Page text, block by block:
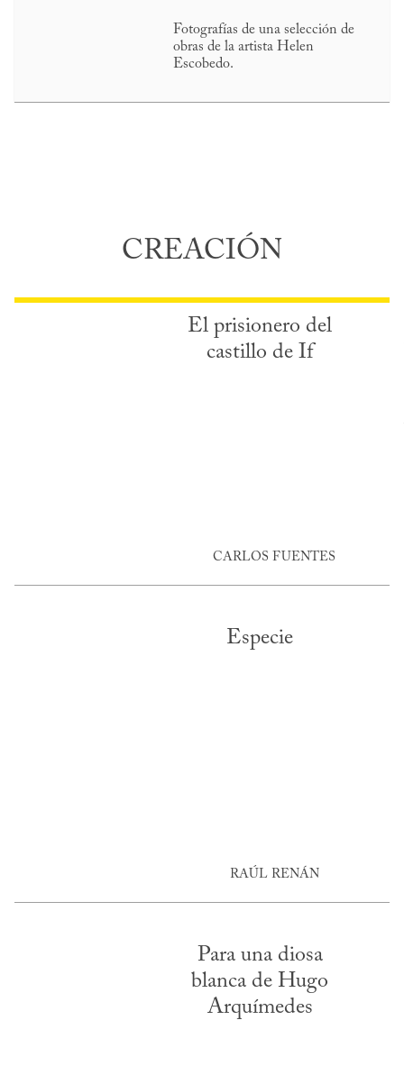
Fotografías de una selección de
obras de la artista Helen
Escobedo.
CREACIÓN
El prisionero del
castillo de If
CARLOS FUENTES
Especie
RAÚL RENÁN
Para una diosa
blanca de Hugo
Arquímedes